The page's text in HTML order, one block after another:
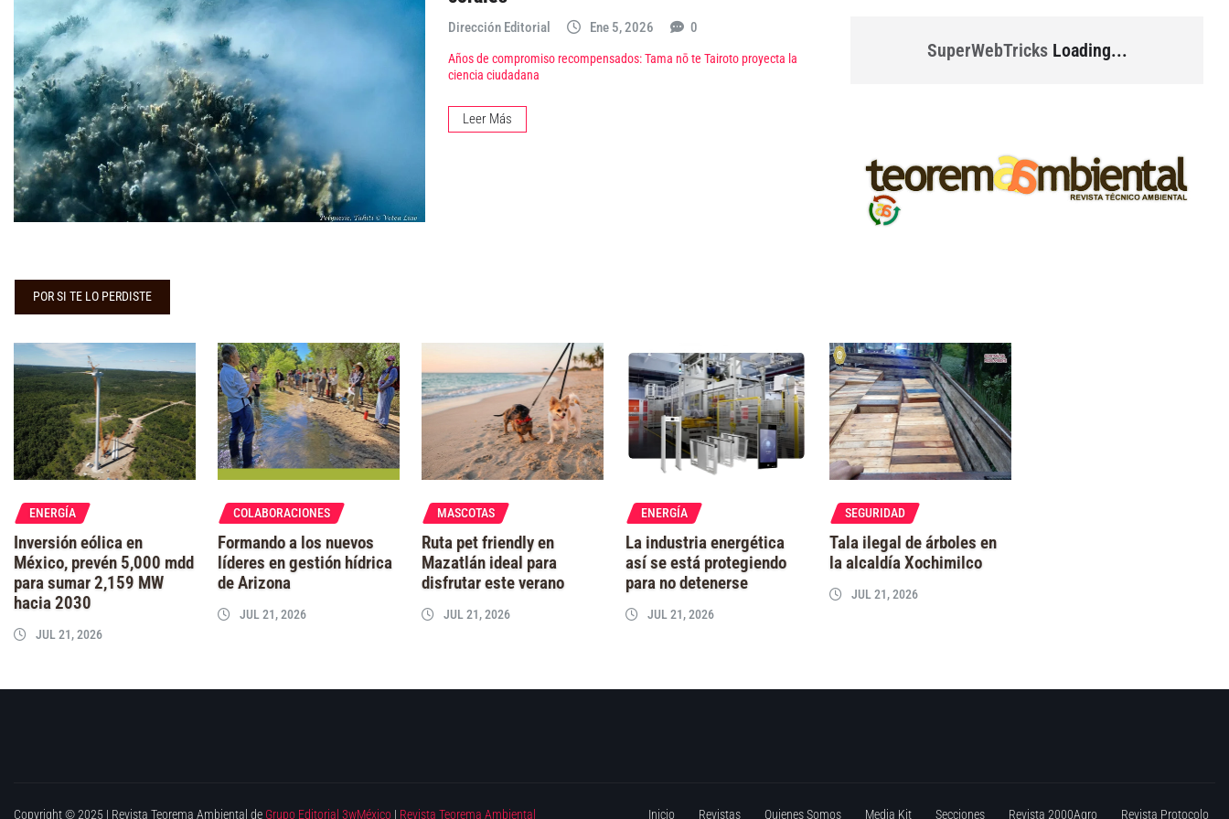
Dirección Editorial Ene 5, 2026 0
Años de compromiso recompensados: Tama nō te Tairoto proyecta la
ciencia ciudadana
Leer Más
SuperWebTricksLoading...
POR SI TE LO PERDISTE
ENERGÍA
Inversión eólica en
México, prevén 5,000 mdd
para sumar 2,159 MW
hacia 2030
JUL 21, 2026
COLABORACIONES
Formando a los nuevos
líderes en gestión hídrica
de Arizona
JUL 21, 2026
MASCOTAS
Ruta pet friendly en
Mazatlán ideal para
disfrutar este verano
JUL 21, 2026
ENERGÍA
La industria energética
así se está protegiendo
para no detenerse
JUL 21, 2026
SEGURIDAD
Tala ilegal de árboles en
la alcaldía Xochimilco
JUL 21, 2026
Copyright © 2025 | Revista Teorema Ambiental de Grupo Editorial 3wMéxico | Revista Teorema Ambiental Inicio Revistas Quienes Somos Media Kit Secciones Revista 2000Agro Revista Protocolo